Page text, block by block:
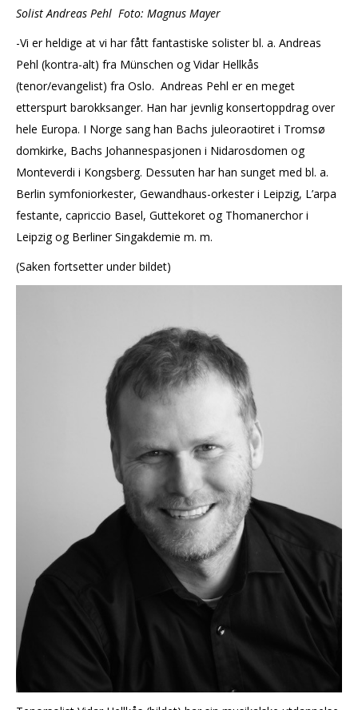
Solist Andreas Pehl Foto: Magnus Mayer
-Vi er heldige at vi har fått fantastiske solister bl. a. Andreas
Pehl (kontra-alt) fra Münschen og Vidar Hellkås
(tenor/evangelist) fra Oslo. Andreas Pehl er en meget
etterspurt barokksanger. Han har jevnlig konsertoppdrag over
hele Europa. I Norge sang han Bachs juleoraotiret i Tromsø
domkirke, Bachs Johannespasjonen i Nidarosdomen og
Monteverdi i Kongsberg. Dessuten har han sunget med bl. a.
Berlin symfoniorkester, Gewandhaus-orkester i Leipzig, L’arpa
festante, capriccio Basel, Guttekoret og Thomanerchor i
Leipzig og Berliner Singakdemie m. m.
(Saken fortsetter under bildet)